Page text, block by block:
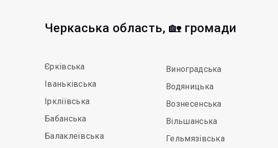
Черкаська область, 🏡 громади
Єрківська
Іваньківська
Іркліївська
Бабанська
Балаклеївська
Виноградська
Водяницька
Вознесенська
Вільшанська
Гельмязівська